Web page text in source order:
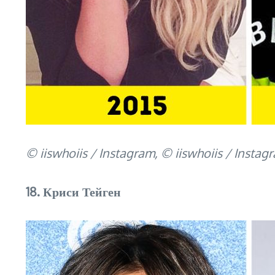
© iiswhoiis / Instagram, © iiswhoiis /
18. Криси Тейген